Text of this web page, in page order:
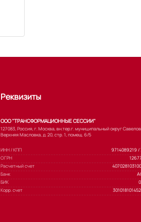
Реквизиты
ООО "ТРАНСФОРМАЦИОННЫЕ СЕССИИ"
127083, Россия, г. Москва, вн.тер.г. муниципальный округ
Верхняя Масловка, д. 20, стр. 1, помещ. 6/5
ИНН / КПП
9714089219 /
ОГРН
Расчетный счет
Банк
БИК
Корр. счет